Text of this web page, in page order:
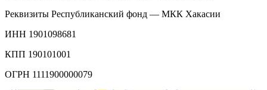
Реквизиты Республиканский фонд — МКК Хакасии
ИНН 1901098681
КПП 190101001
ОГРН 1111900000079